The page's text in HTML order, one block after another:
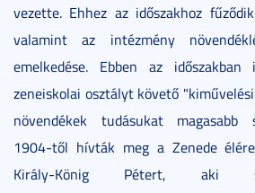
vezette. Ehhez az időszakhoz
valamint az intézmény
emelkedése. Ebben az
zeneiskolai osztályt követő
növendékek tudásukat magasabb
1904-től hívták meg a Zenede
Király-König Pétert, aki